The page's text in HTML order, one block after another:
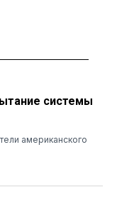
системы
американского